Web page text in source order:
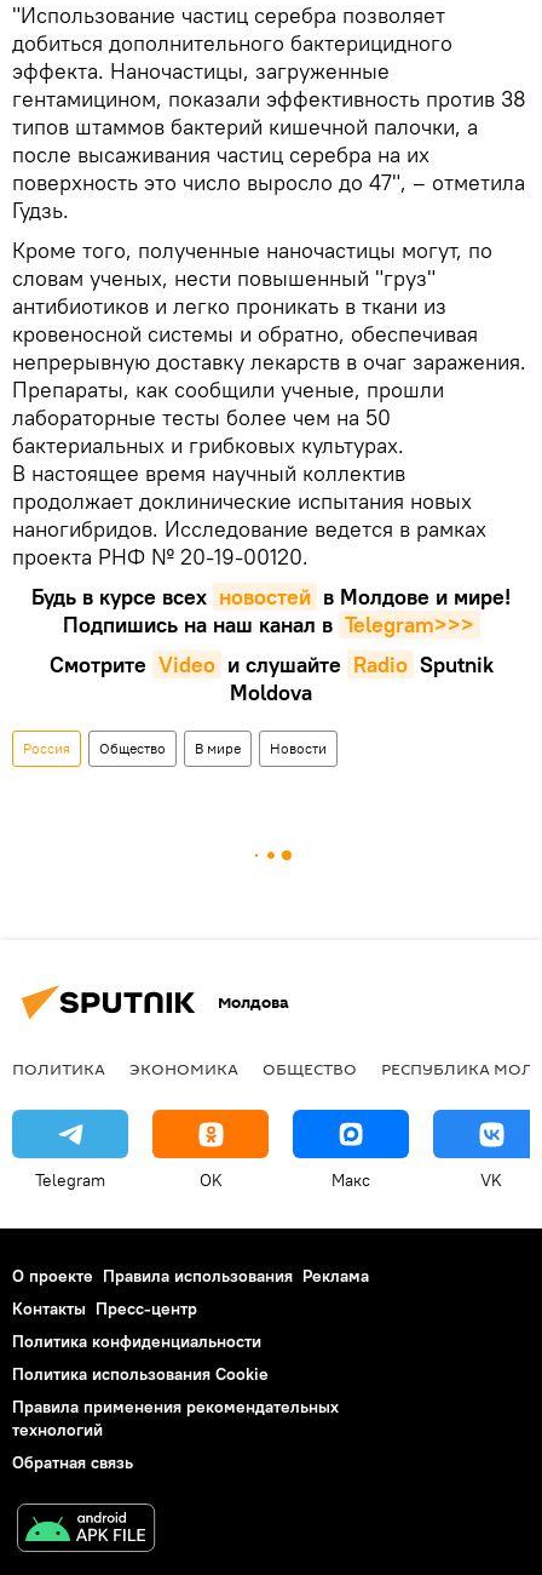
"Использование частиц серебра позволяет
добиться дополнительного бактерицидного
эффекта. Наночастицы, загруженные
гентамицином, показали эффективность против 38
типов штаммов бактерий кишечной палочки, а
после высаживания частиц серебра на их
поверхность это число выросло до 47", – отметила
Гудзь.
Кроме того, полученные наночастицы могут, по
словам ученых, нести повышенный "груз"
антибиотиков и легко проникать в ткани из
кровеносной системы и обратно, обеспечивая
непрерывную доставку лекарств в очаг заражения.
Препараты, как сообщили ученые, прошли
лабораторные тесты более чем на 50
бактериальных и грибковых культурах.
В настоящее время научный коллектив
продолжает доклинические испытания новых
наногибридов. Исследование ведется в рамках
проекта РНФ № 20-19-00120.
Будь в курсе всех новостей в Молдове и мире!
Подпишись на наш канал в Telegram>>>
Смотрите Video и слушайте Radio Sputnik
Moldova
Россия Общество В мире Новости
Молдова
ПОЛИТИКА ЭКОНОМИКА ОБЩЕСТВО РЕСПУБЛИКА
Telegram OK Макс VK
О проекте Правила использования Реклама
Контакты Пресс-центр
Политика конфиденциальности
Политика использования Cookie
Правила применения рекомендательных
технологий
Обратная связь